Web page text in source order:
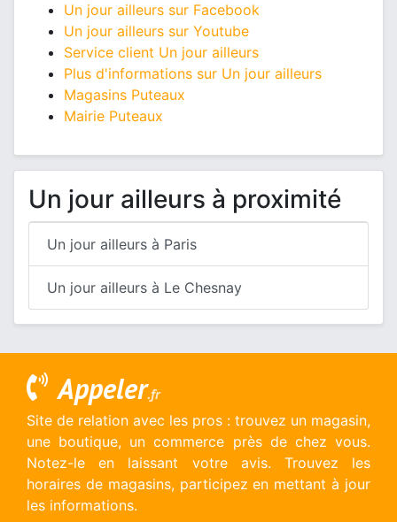
Un jour ailleurs sur Facebook
Un jour ailleurs sur Youtube
Service client Un jour ailleurs
Plus d'informations sur Un jour ailleurs
Magasins Puteaux
Mairie Puteaux
Un jour ailleurs à proximité
Un jour ailleurs à Paris
Un jour ailleurs à Le Chesnay
Appeler.fr
Site de relation avec les pros : trouvez un magasin,
une boutique, un commerce près de chez vous.
Notez-le en laissant votre avis. Trouvez les
horaires de magasins, participez en mettant à jour
les informations.